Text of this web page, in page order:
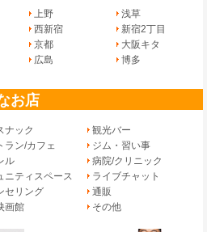
上野
浅草
西新宿
新宿2丁目
京都
大阪キタ
広島
博多
お店
ナック
観光バー
ラン/カフェ
ジム・習い事
ル
病院/クリニック
ニティスペース
ライブチャット
セリング
通販
画館 その他